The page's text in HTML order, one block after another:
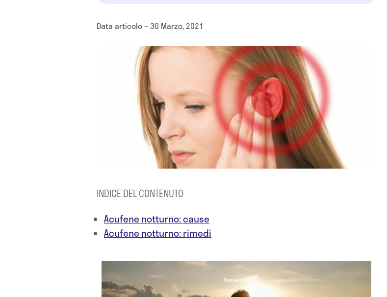
Data articolo – 30 Marzo, 2021
INDICE DEL CONTENUTO
Acufene notturno: cause
Acufene notturno: rimedi